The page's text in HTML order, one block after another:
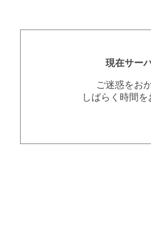
現在サー
ご迷惑をお
しばらく時間を